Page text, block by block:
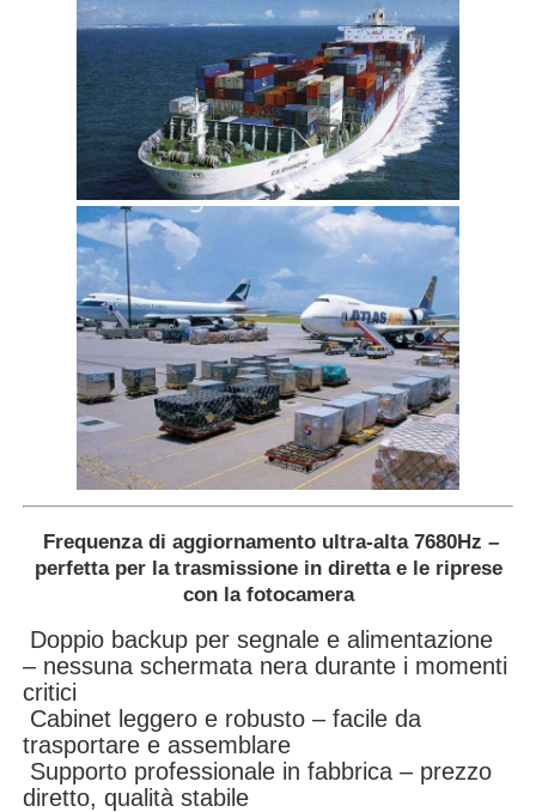
Frequenza di aggiornamento ultra-alta 7680Hz –
perfetta per la trasmissione in diretta e le riprese
con la fotocamera
Doppio backup per segnale e alimentazione
– nessuna schermata nera durante i momenti
critici
Cabinet leggero e robusto – facile da
trasportare e assemblare
Supporto professionale in fabbrica – prezzo
diretto, qualità stabile